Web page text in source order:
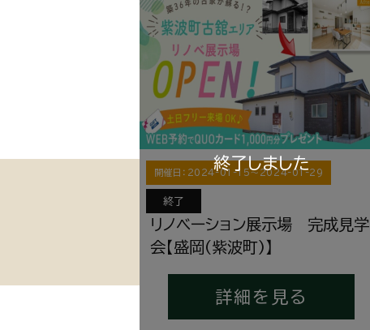
開催日： 2024-01-15〜 2024-01-29
終了
リノベーション展示場 完成見学
会【盛岡(紫波町)】
詳細を見る